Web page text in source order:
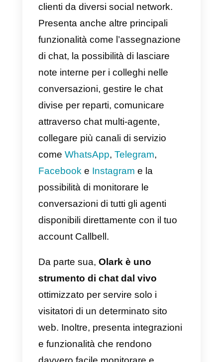
multicanale .
Prima di tutto, dobbiamo sempre
tenere in considerazione che
Callbell ti consente di
connettere app di
messaggisticae quindi di
clienti da diversi social network.
Presenta anche altre principali
funzionalità come l’assegnazione
di chat, la possibilità di lasciare
note interne per i colleghi nelle
divise per reparti, comunicare
attraverso chat multi-agente,
collegare più canali di servizio
comeWhatsApp,Telegram
Facebook
Instagram